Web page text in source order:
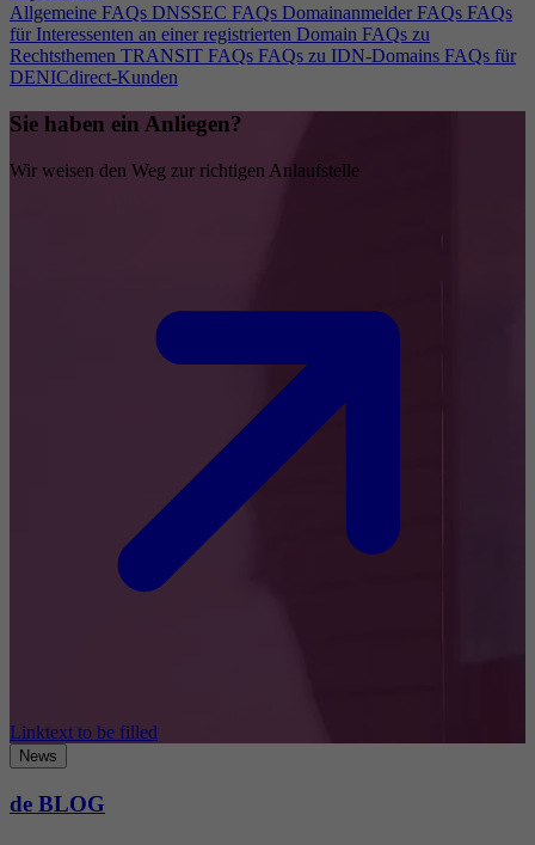
Allgemeine FAQs DNSSEC FAQs Domainanmelder FAQs FAQs
für Interessenten an einer registrierten Domain FAQs zu
Rechtsthemen TRANSIT FAQs FAQs zu IDN-Domains FAQs für
DENICdirect-Kunden
Sie haben ein Anliegen?
Wir weisen den Weg zur richtigen Anlaufstelle
Linktext to be filled
News
de BLOG